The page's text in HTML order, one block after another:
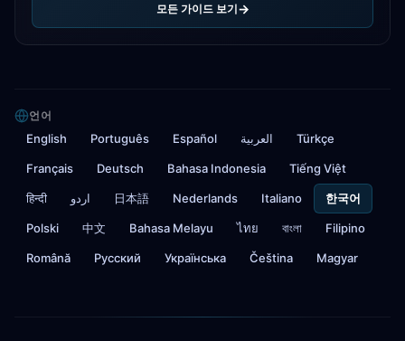
모든 가이드 보기
언어
English Português Español العربية Türkçe
Français Deutsch Bahasa Indonesia Tiếng Việt
हिन्दी اردو 日本語 Nederlands Italiano 한국어
Polski 中文 Bahasa Melayu ไทย বাংলা Filipino
Română Русский Українська Čeština Magyar